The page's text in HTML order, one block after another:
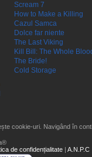
Scream 7
How to Make a Killing
Cazul Samca
Dolce far niente
The Last Viking
Kill Bill: The Whole
The Bride!
Cold Storage
cookie-uri. Navigând în
de confidențialitate | A.N.P.C